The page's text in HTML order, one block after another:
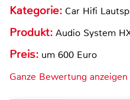
Kategorie: Car Hifi
Produkt: Audio System
Preis: um 600 Euro
Ganze Bewertung anzeigen